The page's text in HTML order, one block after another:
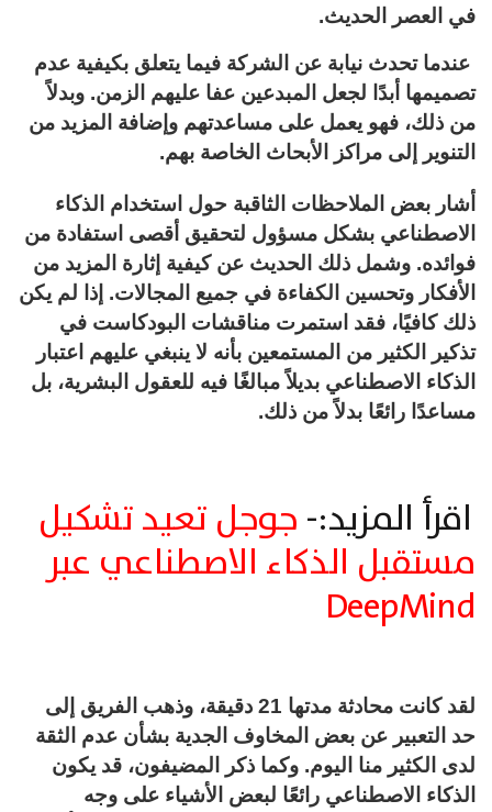
في العصر الحديث.
عندما تحدث نيابة عن الشركة فيما يتعلق بكيفية عدم
تصميمها أبدًا لجعل المبدعين عفا عليهم الزمن. وبدلاً
من ذلك، فهو يعمل على مساعدتهم وإضافة المزيد من
التنوير إلى مراكز الأبحاث الخاصة بهم.
أشار بعض الملاحظات الثاقبة حول استخدام الذكاء
الاصطناعي بشكل مسؤول لتحقيق أقصى استفادة من
فوائده. وشمل ذلك الحديث عن كيفية إثارة المزيد من
الأفكار وتحسين الكفاءة في جميع المجالات. إذا لم يكن
ذلك كافيًا، فقد استمرت مناقشات البودكاست في
تذكير الكثير من المستمعين بأنه لا ينبغي عليهم اعتبار
الذكاء الاصطناعي بديلاً مبالغًا فيه للعقول البشرية، بل
مساعدًا رائعًا بدلاً من ذلك.
اقرأ المزيد:-جوجل تعيد تشكيل
مستقبل الذكاء الاصطناعي عبر
DeepMind
لقد كانت محادثة مدتها 21 دقيقة، وذهب الفريق إلى
حد التعبير عن بعض المخاوف الجدية بشأن عدم الثقة
لدى الكثير منا اليوم. وكما ذكر المضيفون، قد يكون
الذكاء الاصطناعي رائعًا لبعض الأشياء على وجه